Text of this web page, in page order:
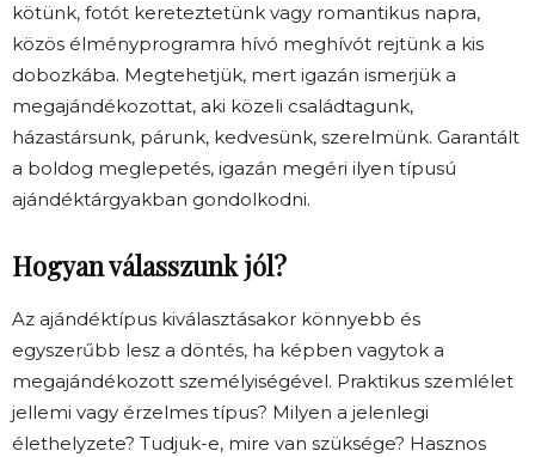
kötünk, fotót kereteztetünk vagy romantikus napra,
közös élményprogramra hívó meghívót rejtünk a kis
dobozkába. Megtehetjük, mert igazán ismerjük a
megajándékozottat, aki közeli családtagunk,
házastársunk, párunk, kedvesünk, szerelmünk. Garantált
a boldog meglepetés, igazán megéri ilyen típusú
ajándéktárgyakban gondolkodni.
Hogyan válasszunk jól?
Az ajándéktípus kiválasztásakor könnyebb és
egyszerűbb lesz a döntés, ha képben vagytok a
megajándékozott személyiségével. Praktikus szemlélet
jellemi vagy érzelmes típus? Milyen a jelenlegi
élethelyzete? Tudjuk-e, mire van szüksége? Hasznos